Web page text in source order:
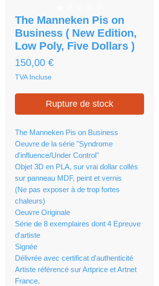
The Manneken Pis on
Business ( New Edition,
Low Poly, Five Dollars )
150,00 €Prix
TVA Incluse
Rupture de stock
The Manneken Pis on Business
Oeuvre de la série "Syndrome
d'influence/Under Control"
Objet 3D en PLA, sur vrai dollar collés
sur panneau MDF, peint et vernis
(Ne pas exposer à de trop fortes
chaleurs)
Oeuvre Originale
Série de 8 exemplaires dont 4 Epreuve
d'artiste
Signée
Délivrée avec certificat d'authenticité
Artiste référencé sur Artprice et Artnet
France,